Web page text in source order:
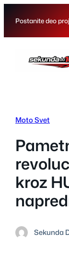
Postanite deo
Moto Svet
kroz
Sekunda